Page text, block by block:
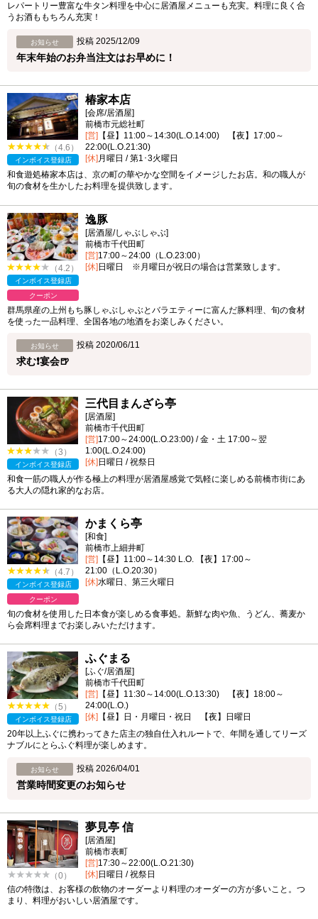
レパートリー豊富な牛タン料理を中心に居酒屋メニューも充実。料理に良く合
うお酒ももちろん充実！
お知らせ 投稿 2025/12/09
年末年始のお弁当注文はお早めに！
（4.6）
インボイス登録店
椿家本店
[会席/居酒屋]
前橋市元総社町
[営] 【昼】11:00～14:30(L.O.14:00) 【夜】17:00～
22:00(L.O.21:30)
[休]月曜日 / 第1･3火曜日
和食遊処椿家本店は、京の町の華やかな空間をイメージしたお店。和の職人が
旬の食材を生かしたお料理を提供致します。
（4.2）
インボイス登録店
クーポン
逸豚
[居酒屋/しゃぶしゃぶ]
前橋市千代田町
[営]17:00～24:00（L.O.23:00）
[休] 日曜日 ※月曜日が祝日の場合は営業致します。
群馬県産の上州もち豚しゃぶしゃぶとバラエティーに富んだ豚料理、旬の食材
を使った一品料理、全国各地の地酒をお楽しみください。
お知らせ 投稿 2020/06/11
求む❗宴会🍺
（3）
インボイス登録店
三代目まんざら亭
[居酒屋]
前橋市千代田町
[営]17:00～24:00(L.O.23:00) / 金・土 17:00～翌
1:00(L.O.24:00)
[休] 日曜日 / 祝祭日
和食一筋の職人が作る極上の料理が居酒屋感覚で気軽に楽しめる前橋市街にあ
る大人の隠れ家的なお店。
（4.7）
インボイス登録店
クーポン
かまくら亭
[和食]
前橋市上細井町
[営] 【昼】11:00～14:30 L.O. 【夜】17:00～
21:00（L.O.20:30）
[休]水曜日、第三火曜日
旬の食材を使用した日本食が楽しめる食事処。新鮮な肉や魚、うどん、蕎麦か
ら会席料理までお楽しみいただけます。
（5）
インボイス登録店
ふぐまる
[ふぐ/居酒屋]
前橋市千代田町
[営] 【昼】11:30～14:00(L.O.13:30) 【夜】18:00～
24:00(L.O.)
[休] 【昼】日・月曜日・祝日 【夜】日曜日
20年以上ふぐに携わってきた店主の独自仕入れルートで、年間を通してリーズ
ナブルにとらふぐ料理が楽しめます。
お知らせ 投稿 2026/04/01
営業時間変更のお知らせ
（0）
夢見亭 信
[居酒屋]
前橋市表町
[営]17:30～22:00(L.O.21:30)
[休] 日曜日 / 祝祭日
信の特徴は、お客様の飲物のオーダーより料理のオーダーの方が多いこと。つ
まり、料理がおいしい居酒屋です。